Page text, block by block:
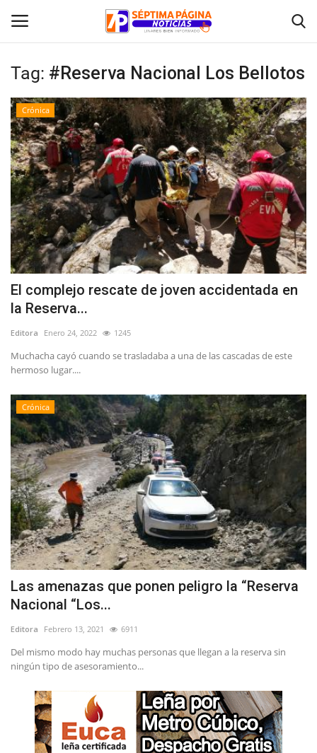
Inicio
Crónica
Policial
Tribunales
Deporte
Política
Espectáculos
Tag: #Reserva Nacional Los Bellotos
Crónica
El complejo rescate de joven accidentada en
la Reserva...
Editora Enero 24, 2022 1245
Muchacha cayó cuando se trasladaba a una de las cascadas de este
hermoso lugar....
Crónica
Las amenazas que ponen peligro la “Reserva
Nacional “Los...
Editora Febrero 13, 2021 6911
Del mismo modo hay muchas personas que llegan a la reserva sin
ningún tipo de asesoramiento...